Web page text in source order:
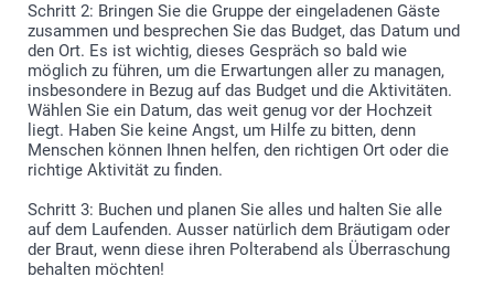
Schritt 2: Bringen Sie die Gruppe der eingeladenen Gäste
zusammen und besprechen Sie das Budget, das Datum und
den Ort. Es ist wichtig, dieses Gespräch so bald wie
möglich zu führen, um die Erwartungen aller zu managen,
insbesondere in Bezug auf das Budget und die Aktivitäten.
Wählen Sie ein Datum, das weit genug vor der Hochzeit
liegt. Haben Sie keine Angst, um Hilfe zu bitten, denn
Menschen können Ihnen helfen, den richtigen Ort oder die
richtige Aktivität zu finden.
Schritt 3: Buchen und planen Sie alles und halten Sie alle
auf dem Laufenden. Ausser natürlich dem Bräutigam oder
der Braut, wenn diese ihren Polterabend als Überraschung
behalten möchten!